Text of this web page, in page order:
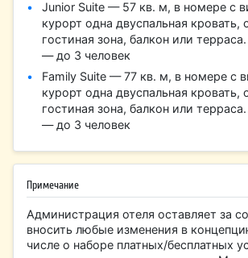
Junior Suite — 57 кв. м, в номере с
курорт одна двуспальная кровать,
гостиная зона, балкон или
— до 3 человек
Family Suite — 77 кв. м, в номере с
курорт одна двуспальная кровать,
гостиная зона, балкон или
— до 3 человек
Примечание
Администрация отеля оставляет за
вносить любые изменения в
числе о наборе платных/бесплатных